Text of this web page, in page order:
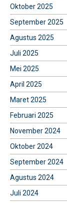
Oktober 2025
September 2025
Agustus 2025
Juli 2025
Mei 2025
April 2025
Maret 2025
Februari 2025
November 2024
Oktober 2024
September 2024
Agustus 2024
Juli 2024